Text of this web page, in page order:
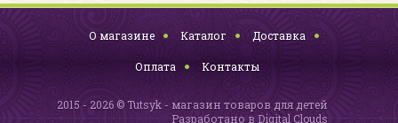
О магазине Каталог Доставка
Оплата Контакты
2015 - 2026 © Tutsyk - магазин товаров для детей
Разработано в Digital Clouds